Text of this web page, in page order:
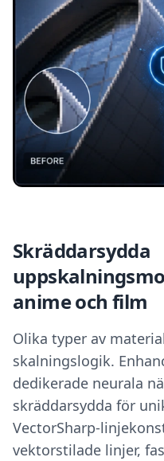
Skräddarsydda
anime och film
Olika typer av
skalningslogik.
dedikerade neurala
skräddarsydda för
VectorSharp-
vektorstilade linjer,